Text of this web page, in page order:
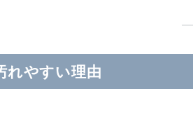
れやすい理由